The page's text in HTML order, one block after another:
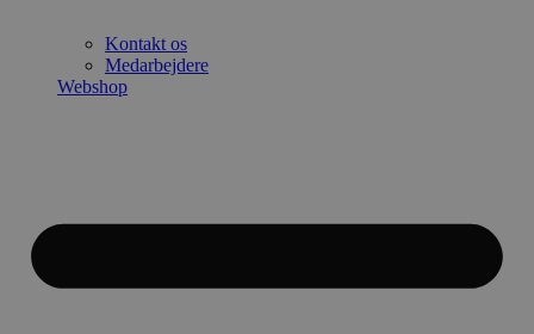
Kontakt os
Medarbejdere
Webshop